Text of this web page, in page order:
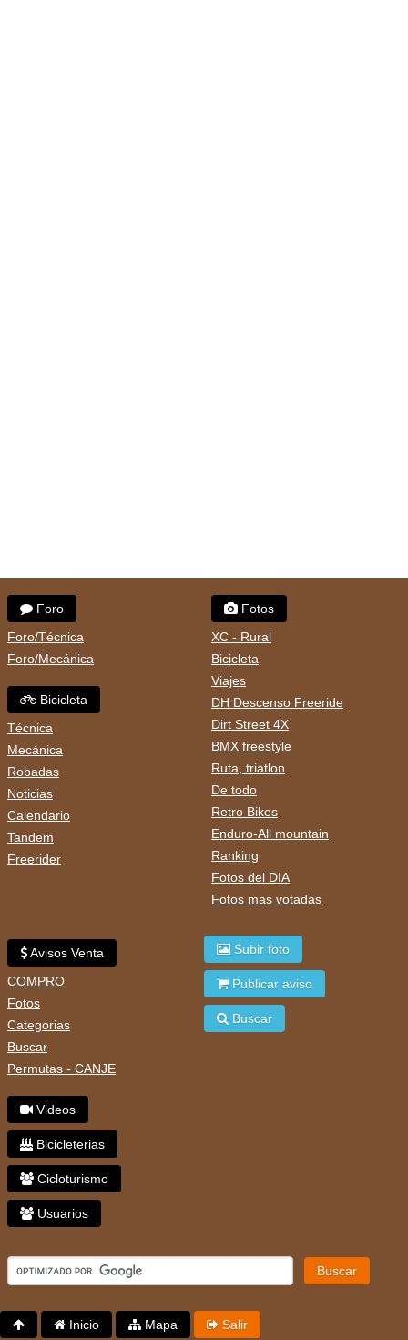
Foro
Foro/Técnica
Foro/Mecánica
Bicicleta
Técnica
Mecánica
Robadas
Noticias
Calendario
Tandem
Freerider
Fotos
XC - Rural
Bicicleta
Viajes
DH Descenso Freeride
Dirt Street 4X
BMX freestyle
Ruta, triatlon
De todo
Retro Bikes
Enduro-All mountain
Ranking
Fotos del DIA
Fotos mas votadas
Avisos Venta
COMPRO
Fotos
Categorias
Buscar
Permutas - CANJE
Videos
Bicicleterias
Cicloturismo
Usuarios
Subir foto
Publicar aviso
Buscar
Buscar
Inicio Mapa Salir